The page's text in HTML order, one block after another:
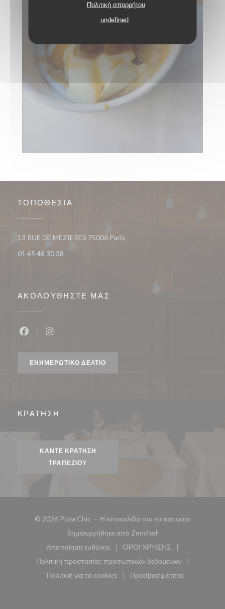
Πολιτική απορρήτου
undefined
ΤΟΠΟΘΕΣΊΑ
13 RUE DE MEZIERES 75006 Paris
01 45 48 30 38
ΑΚΟΛΟΥΘΉΣΤΕ ΜΑΣ
ΕΝΗΜΕΡΩΤΙΚΌ ΔΕΛΤΊΟ
ΚΡΆΤΗΣΗ
ΚΆΝΤΕ ΚΡΆΤΗΣΗ
ΤΡΑΠΕΖΙΟΎ
© 2026 Pizza Chic — Η ιστοσελίδα του εστιατορίου
δημιουργήθηκε από Zenchef((ανοίγει σε νέο
Αποποίηση ευθύνης
((ανοίγει σε νέο παράθυρο))
ΌΡΟΙ ΧΡΉΣΗΣ
((ανοίγει σε νέο
Πολιτική προστασίας προσωπικών δεδομένων
((ανοίγει σε νέο παράθυρο))
Πολιτική για τα cookies
((ανοίγει σε νέο παράθυρο))
Προσβασιμότητα
((ανοίγει σε νέο